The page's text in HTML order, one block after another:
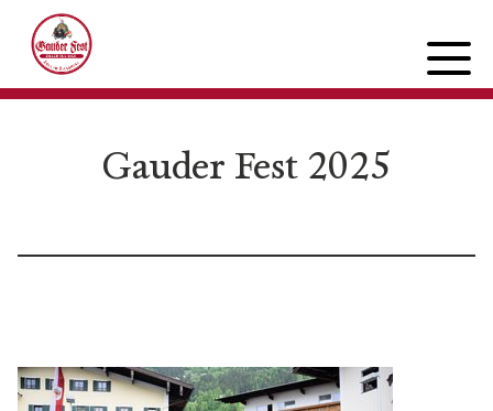
PROGRAMM
Donnerstag
Sonntag
Gauder Fest 2025